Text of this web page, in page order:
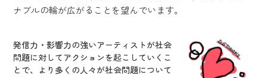
ナブルの輪が広がることを望んでいます。
発信力・影響力の強いアーティストが社会
問題に対してアクションを起こしていくこ
とで、より多くの人々が社会問題について